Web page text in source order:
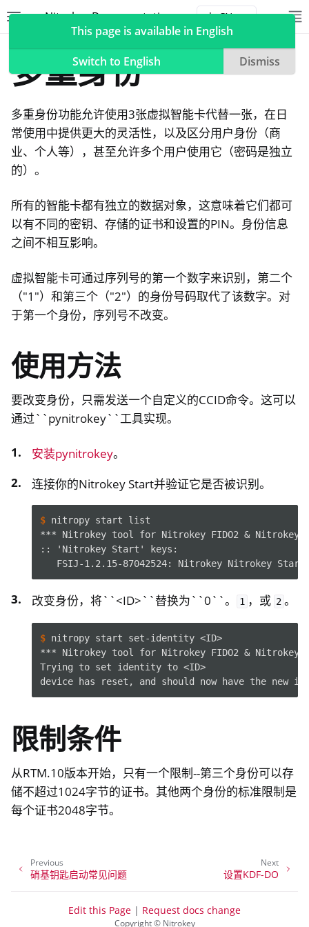
Nitrokey Documentation
navigation of Nitrokeys
navigation of Features
navigation of Nitrokey 3
navigation of Nitrokey FIDO2
navigation of Nitrokey Pro 2
navigation of Nitrokey Start
navigation of Nitrokey Storage 2
navigation of NitroPad, NitroPC
navigation of NitroPhone, NitroTablet
navigation of NextBox
navigation of NetHSM
navigation of NitroWall
navigation of NitroWall NW750
多重身份
多重身份功能允许使用3张虚拟智能卡代替一张，在日
常使用中提供更大的灵活性，以及区分用户身份（商
业、个人等），甚至允许多个用户使用它（密码是独立
的）。
所有的智能卡都有独立的数据对象，这意味着它们都可
以有不同的密钥、存储的证书和设置的PIN。身份信息
之间不相互影响。
虚拟智能卡可通过序列号的第一个数字来识别，第二个
（"1"）和第三个（"2"）的身份号码取代了该数字。对
于第一个身份，序列号不改变。
使用方法
要改变身份，只需发送一个自定义的CCID命令。这可以
通过``pynitrokey``工具实现。
安装pynitrokey。
连接你的Nitrokey Start并验证它是否被识别。
$ nitropy start
*** Nitrokey tool for Nitrokey FIDO2 & Nitrokey
:: 'Nitrokey Start' keys:
FSIJ-1.2.15-87042524: Nitrokey Nitrokey Start
改变身份，将``<ID>``替换为``0``。 1 ，或 2 。
$ nitropy start set-identity
*** Nitrokey tool for Nitrokey FIDO2 & Nitrokey
Trying to set identity to <ID>
device has reset, and should now have the new
限制条件
从RTM.10版本开始，只有一个限制--第三个身份可以存
储不超过1024字节的证书。其他两个身份的标准限制是
每个证书2048字节。
This page is available in English
Switch to English
Dismiss
Next
设置KDF-DO
Previous
硝基钥匙启动常见问题
Copyright © Nitrokey
Edit this Page | Request docs change